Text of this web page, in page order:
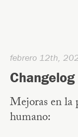
febrero 12th,
Changelog
Mejoras en la
humano: